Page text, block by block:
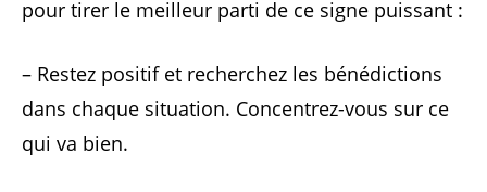
pour tirer le meilleur parti de ce signe puissant :
– Restez positif et recherchez les bénédictions
dans chaque situation. Concentrez-vous sur ce
qui va bien.